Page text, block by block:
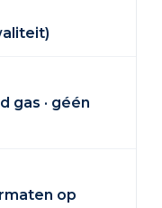
gas · géén
op